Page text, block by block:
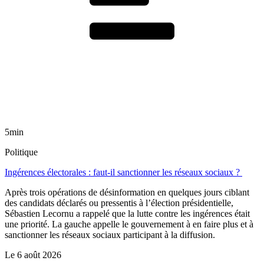
5min
Politique
Ingérences électorales : faut-il sanctionner les réseaux sociaux ?
Après trois opérations de désinformation en quelques jours ciblant
des candidats déclarés ou pressentis à l’élection présidentielle,
Sébastien Lecornu a rappelé que la lutte contre les ingérences était
une priorité. La gauche appelle le gouvernement à en faire plus et à
sanctionner les réseaux sociaux participant à la diffusion.
Le 6 août 2026